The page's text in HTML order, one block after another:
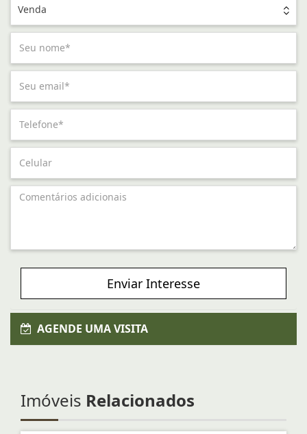
Venda
Enviar Interesse
AGENDE UMA VISITA
Imóveis Relacionados